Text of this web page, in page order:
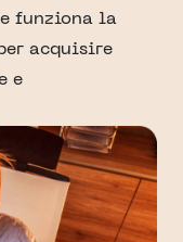
funziona la
acquisire
e